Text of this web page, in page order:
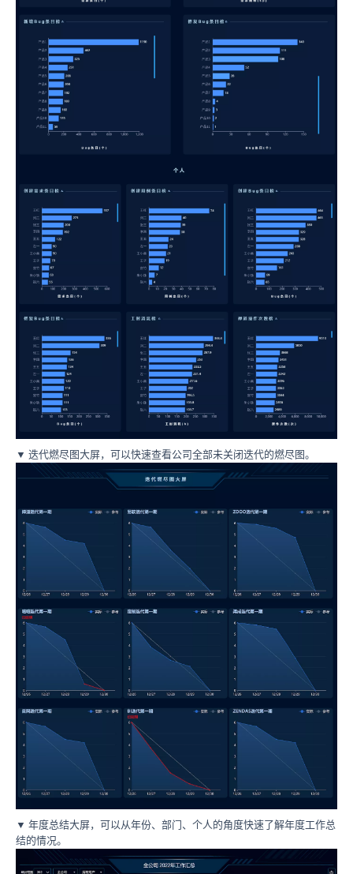
▼ 迭代燃尽图大屏，可以快速查看公司全部未关闭迭代的燃尽图。
▼ 年度总结大屏，可以从年份、部门、个人的角度快速了解年度工作总
结的情况。